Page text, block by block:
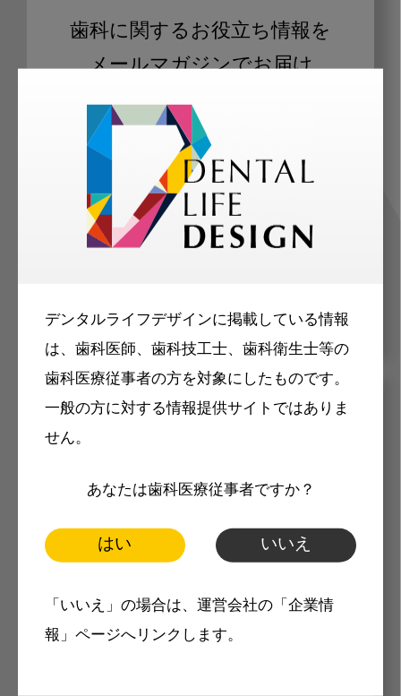
デンタルライフデザインに掲載している情報
は、歯科医師、歯科技工士、歯科衛生士等の
歯科医療従事者の方を対象にしたものです。
一般の方に対する情報提供サイトではありま
せん。
あなたは歯科医療従事者ですか？
はい いいえ
「いいえ」の場合は、運営会社の「企業情
報」ページへリンクします。
歯科に関するお役立ち情報を
メールマガジンでお届け
ご登録いただいた職種（歯科医師、歯
科衛生士、歯科技工士）に合わせた内
容のメールマガジンをお届けします。
メリット
製品価格も閲覧可能